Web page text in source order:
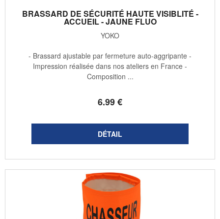
BRASSARD DE SÉCURITÉ HAUTE VISIBLITÉ -
ACCUEIL - JAUNE FLUO
YOKO
6.99€
- Brassard ajustable par fermeture auto-aggripante -
Impression réalisée dans nos ateliers en France -
Composition ...